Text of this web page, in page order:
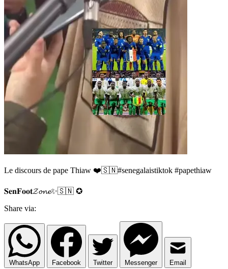
Le discours de pape Thiaw ❤️🇸🇳#senegalaistiktok #papethiaw
𝐒𝐞𝐧𝐅𝐨𝐨𝐭𝓩𝓸𝓷𝓮✨🇸🇳 ✪
Share via:
WhatsApp Facebook Twitter Messenger Email